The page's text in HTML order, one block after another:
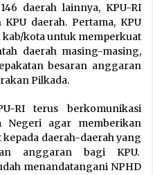
daerah lainnya, KPU-RI
daerah. Pertama, KPU
kota untuk memperkuat
daerah masing-masing,
besaran anggaran
Pilkada.
RI terus berkomunikasi
Negeri agar memberikan
daerah-daerah yang
anggaran bagi KPU.
menandatangani NPHD